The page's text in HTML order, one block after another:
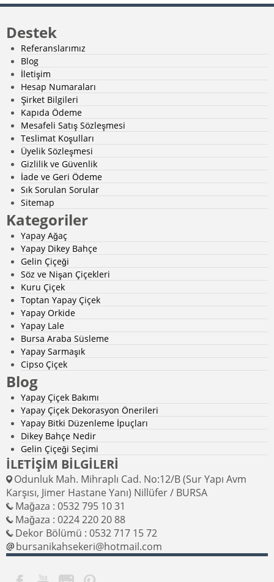
Destek
Referanslarımız
Blog
İletişim
Hesap Numaraları
Şirket Bilgileri
Kapıda Ödeme
Mesafeli Satış Sözleşmesi
Teslimat Koşulları
Üyelik Sözleşmesi
Gizlilik ve Güvenlik
İade ve Geri Ödeme
Sık Sorulan Sorular
Sitemap
Kategoriler
Yapay Ağaç
Yapay Dikey Bahçe
Gelin Çiçeği
Söz ve Nişan Çiçekleri
Kuru Çiçek
Toptan Yapay Çiçek
Yapay Orkide
Yapay Lale
Bursa Araba Süsleme
Yapay Sarmaşık
Cipso Çiçek
Blog
Yapay Çiçek Bakımı
Yapay Çiçek Dekorasyon Önerileri
Yapay Bitki Düzenleme İpuçları
Dikey Bahçe Nedir
Gelin Çiçeği Seçimi
İLETİŞİM BİLGİLERİ
Odunluk Mah. Mihraplı Cad. No:12/B (Sur Yapı Avm
Karşısı, Jimer Hastane Yanı) Nillüfer / BURSA
Mağaza : 0532 795 10 31
Mağaza : 0224 220 20 88
Dekor Bölümü : 0532 717 15 72
bursanikahsekeri@hotmail.com